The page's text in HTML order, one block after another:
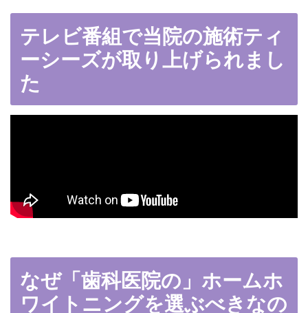
テレビ番組で当院の施術ティ
ーシーズが取り上げられまし
た
なぜ「歯科医院の」ホームホ
ワイトニングを選ぶべきなの